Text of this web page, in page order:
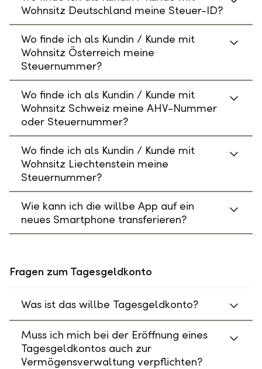
Wohnsitz Deutschland meine Steuer-ID?
Wo finde ich als Kundin / Kunde mit
Wohnsitz Österreich meine
Steuernummer?
Wo finde ich als Kundin / Kunde mit
Wohnsitz Schweiz meine AHV-Nummer
oder Steuernummer?
Wo finde ich als Kundin / Kunde mit
Wohnsitz Liechtenstein meine
Steuernummer?
Wie kann ich die willbe App auf ein
neues Smartphone transferieren?
Fragen zum Tagesgeldkonto
Was ist das willbe Tagesgeldkonto?
Muss ich mich bei der Eröffnung eines
Tagesgeldkontos auch zur
Vermögensverwaltung verpflichten?